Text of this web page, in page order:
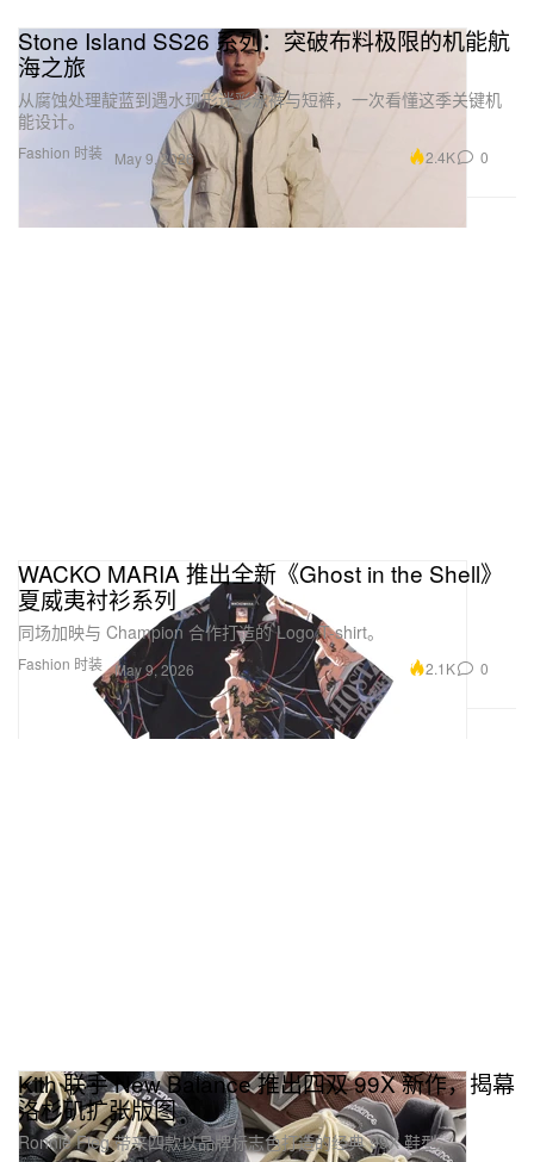
Fashion 时装
Stone Island SS26 系列：突破布料极限的机能航
海之旅
从腐蚀处理靛蓝到遇水现形迷彩泳裤与短裤，一次看懂这季关键机
能设计。
May 9, 2026 2.4K 0
Fashion 时装
WACKO MARIA 推出全新《Ghost in the Shell》
夏威夷衬衫系列
同场加映与 Champion 合作打造的 Logo T-shirt。
May 9, 2026 2.1K 0
Kith 联手 New Balance 推出四双 99X 新作，揭幕
洛杉矶扩张版图
Ronnie Fieg 带来四款以品牌标志色打造的经典 99X 鞋型。